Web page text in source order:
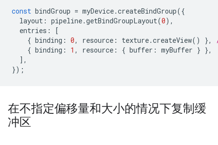
const bindGroup = myDevice.createBindGroup({
layout : pipeline.getBindGroupLayout(0),
entries :
[
{ binding : 0, resource : texture.createView() },
{ binding : 1 , resource : { buffer : myBuffer } },
],
});
在不指定偏移量和大小的情况下复制缓
冲区